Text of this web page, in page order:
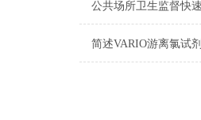
简述VARIO游离氯试剂